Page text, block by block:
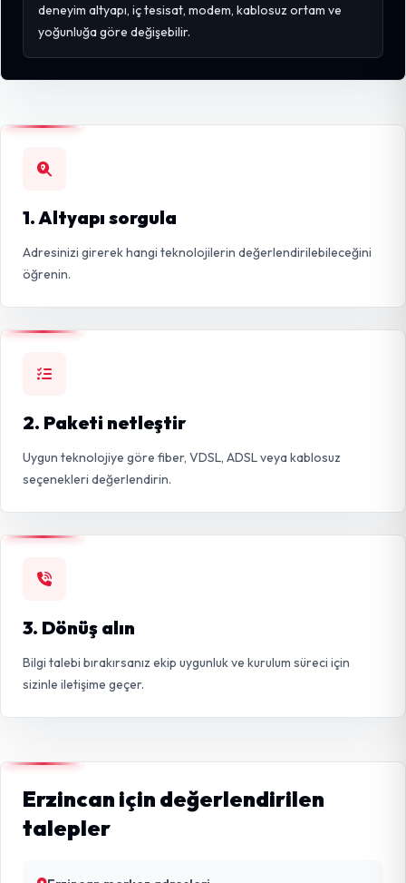
deneyim altyapı, iç tesisat, modem, kablosuz ortam ve
yoğunluğa göre değişebilir.
1. Altyapı sorgula
Adresinizi girerek hangi teknolojilerin değerlendirilebileceğini
öğrenin.
2. Paketi netleştir
Uygun teknolojiye göre fiber, VDSL, ADSL veya kablosuz
seçenekleri değerlendirin.
3. Dönüş alın
Bilgi talebi bırakırsanız ekip uygunluk ve kurulum süreci için
sizinle iletişime geçer.
Erzincan için değerlendirilen
talepler